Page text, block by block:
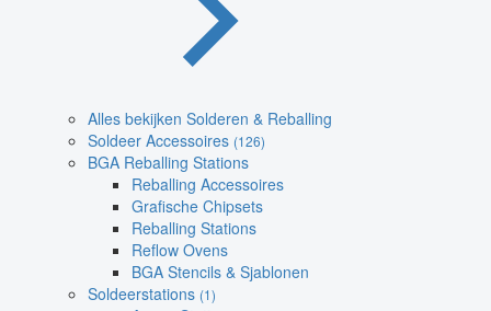
Alles bekijken Solderen & Reballing
Soldeer Accessoires (126)
BGA Reballing Stations
Reballing Accessoires
Grafische Chipsets
Reballing Stations
Reflow Ovens
BGA Stencils & Sjablonen
Soldeerstations (1)